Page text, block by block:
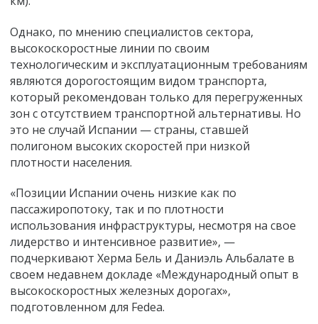
Однако, по мнению специалистов сектора,
высокоскоростные линии по своим
технологическим и эксплуатационным требованиям
являются дорогостоящим видом транспорта,
который рекомендован только для перегруженных
зон с отсутствием транспортной альтернативы. Но
это не случай Испании — страны, ставшей
полигоном высоких скоростей при низкой
плотности населения.
«Позиции Испании очень низкие как по
пассажиропотоку, так и по плотности
использования инфраструктуры, несмотря на свое
лидерство и интенсивное развитие», —
подчеркивают Херма Бель и Даниэль Альбалате в
своем недавнем докладе «Международный опыт в
высокоскоростных железных дорогах»,
подготовленном для Fedea.